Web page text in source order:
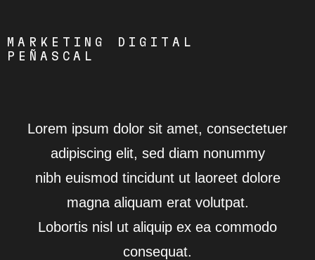
MARKETING DIGITAL
PEÑASCAL
Lorem ipsum dolor sit amet, consectetuer
adipiscing elit, sed diam nonummy
nibh euismod tincidunt ut laoreet dolore
magna aliquam erat volutpat.
Lobortis nisl ut aliquip ex ea commodo
consequat.